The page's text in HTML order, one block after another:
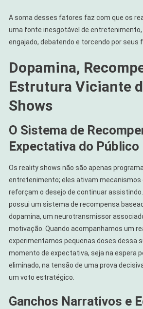
A soma desses fatores faz com que os
uma fonte inesgotável de
engajado, debatendo e torcendo por seus
Dopamina,
Estrutura Viciante
Shows
O Sistema de
Expectativa do Público
Os reality shows não são apenas
entretenimento; eles ativam mecanismos
reforçam o desejo de continuar
possui um sistema de recompensa
dopamina, um neurotransmissor
motivação. Quando acompanhamos um
experimentamos pequenas doses dessa
momento de expectativa, seja na espera
eliminado, na tensão de uma prova
um voto estratégico.
Ganchos Narrativos e